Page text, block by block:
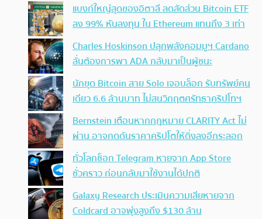
แบงก์ใหญ่สุดของอิตาลี ลดสัดส่วน Bitcoin ETF
ลง 99% หันลงทุน ใน Ethereum แทนถึง 3 เท่า
Charles Hoskinson ปลุกพลังคอมมูฯ Cardano
ลั่นต้องการพา ADA กลับมาเป็นผู้ชนะ
นักขุด Bitcoin สาย Solo เจอบล็อก รับทรัพย์คน
เดียว 6.6 ล้านบาท ไม่สนวิกฤตศรัทธาคริปโทฯ
Bernstein เตือนหากกฎหมาย CLARITY Act ไม่
ผ่าน อาจกดดันราคาคริปโตให้ดิ่งลงอีกระลอก
ทั่วโลกช็อก Telegram หายจาก App Store
ชั่วคราว ก่อนกลับมาใช้งานได้ปกติ
Galaxy Research ประเมินความเสียหายจาก
Coldcard อาจพุ่งสูงถึง $130 ล้าน